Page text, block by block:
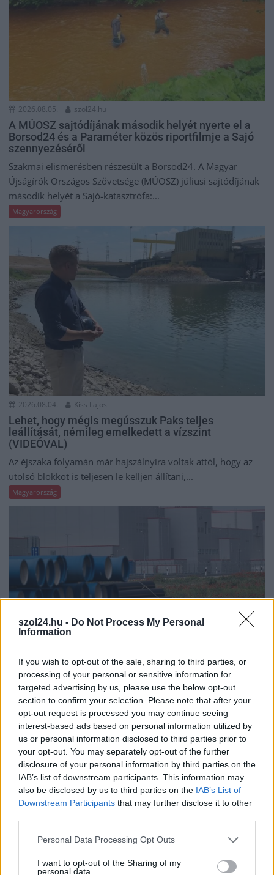
szol24.hu - Do Not Process My Personal
Information
If you wish to opt-out of the sale, sharing to third parties, or
processing of your personal or sensitive information for
targeted advertising by us, please use the below opt-out
section to confirm your selection. Please note that after your
opt-out request is processed you may continue seeing
interest-based ads based on personal information utilized by
us or personal information disclosed to third parties prior to
your opt-out. You may separately opt-out of the further
disclosure of your personal information by third parties on the
IAB’s list of downstream participants. This information may
also be disclosed by us to third parties on the IAB’s List of
Downstream Participants that may further disclose it to other
Please note that this website/app uses one or more Google
not limited to your visit or usage behaviour. You may click to
Personal Data Processing Opt Outs
I want to opt-out of the Sharing of my
personal data.
2026.08.05. szol24.hu
A MÚOSZ sajtódíjának második helyét nyerte el a
Borsod24 és a Paraméter közös riportfilmje a Sajó
szennyezéséről
Szakmai elismerésben részesült a Borsod24. A Magyar
Újságírók Országos Szövetsége (MÚOSZ) júliusi sajtódíjának
második helyét a Sajó-katasztrófa:...
Magyarország
2026.08.04. Kiss Lajos
Lehet, hogy mégis megússzuk Paks teljes
leállítását, némileg emelkedett a vízszint
(VIDEÓVAL)
Az éjszaka folyamán már hajszálnyira voltak attól, hogy az
utolsó blokkot is teljesen le kelljen állítani,...
Magyarország
2026.08.04. Fazekas Adrián
Átfogó országos ellenőrzés indult a hazai
akkumulátoripari üzemekben
Szigorú hatósági vizsgálat alá vonják az akkumulátorgyártás
teljes működési láncát Magyarországon. Az augusztus 1-jétől
indult országos...
Magyarország